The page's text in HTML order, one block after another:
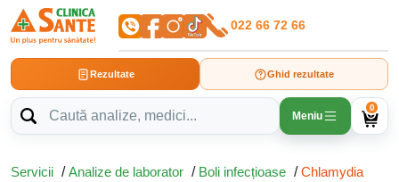
022 66 72 66
Rezultate Ghid rezultate
Meniu
0
Servicii /Analize de laborator / Boli infecțioase /Chlamydia